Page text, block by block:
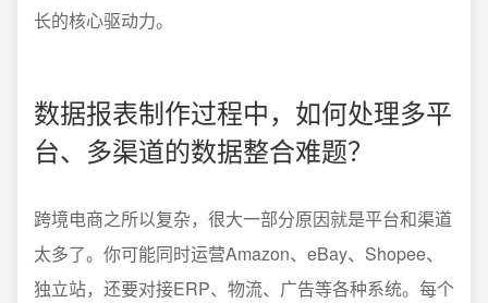
长的核心驱动力。
数据报表制作过程中，如何处理多平
台、多渠道的数据整合难题？
跨境电商之所以复杂，很大一部分原因就是平台和渠道
太多了。你可能同时运营Amazon、eBay、Shopee、
独立站，还要对接ERP、物流、广告等各种系统。每个